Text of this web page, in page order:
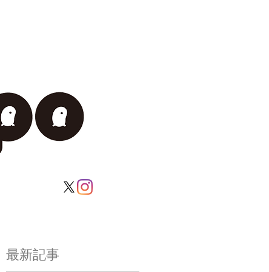
最新記事